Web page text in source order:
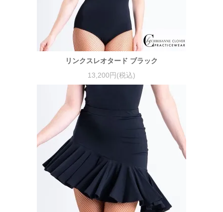
リンクスレオタード ブラック
13,200円(税込)